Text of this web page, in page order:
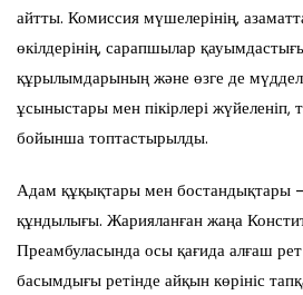
айтты. Комиссия мүшелерінің,
өкілдерінің, сарапшылар
құрылымдарының және өзге де
ұсыныстары мен пікірлері жүйеленіп,
бойынша топтастырылды.
Адам құқықтары мен бостандықтары
құндылығы. Жарияланған жаңа
Преамбуласында осы қағида алғаш рет
басымдығы ретінде айқын көрініс